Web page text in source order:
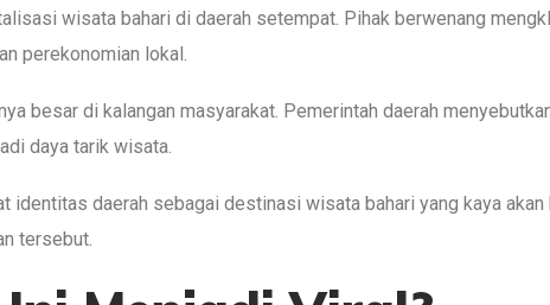
wisata bahari di daerah setempat. Pihak berwenang
perekonomian lokal.
besar di kalangan masyarakat. Pemerintah daerah
daya tarik wisata.
identitas daerah sebagai destinasi wisata bahari yang kaya akan
tersebut.